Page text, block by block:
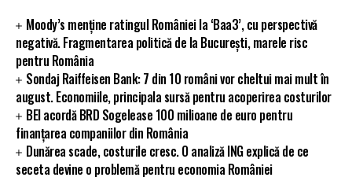
Moody’s menține ratingul României la ‘Baa3’, cu perspectivă
negativă. Fragmentarea politică de la București, marele risc
pentru România
Sondaj Raiffeisen Bank: 7 din 10 români vor cheltui mai mult în
august. Economiile, principala sursă pentru acoperirea costurilor
BEI acordă BRD Sogelease 100 milioane de euro pentru
finanțarea companiilor din România
Dunărea scade, costurile cresc. O analiză ING explică de ce
seceta devine o problemă pentru economia României